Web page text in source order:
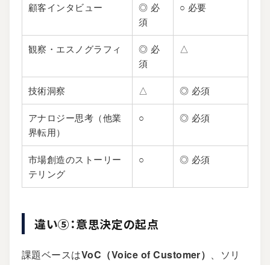
顧客インタビュー
◎ 必
須
○ 必要
観察・エスノグラフィ
◎ 必
須
△
技術洞察 △ ◎ 必須
アナロジー思考（他業
界転用）
○ ◎ 必須
市場創造のストーリー
テリング
○ ◎ 必須
違い⑤：意思決定の起点
課題ベースはVoC（Voice of Customer） 、ソリ